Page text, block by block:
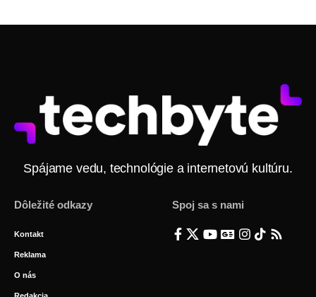
Spájame vedu, technológie a internetovú kultúru.
Dôležité odkazy
Kontakt
Reklama
O nás
Spoj sa s nami